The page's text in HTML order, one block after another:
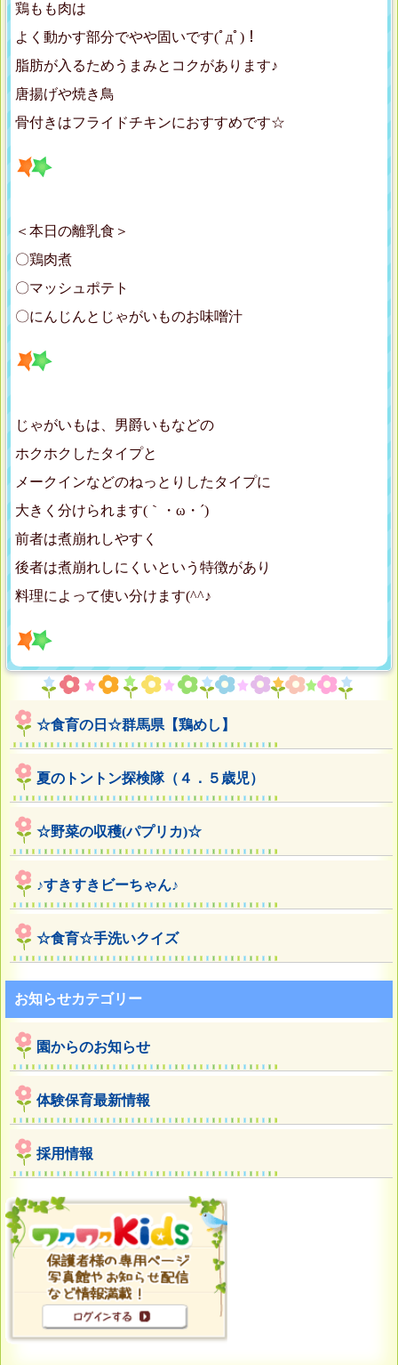
鶏もも肉は
よく動かす部分でやや固いです(ﾟдﾟ)！
脂肪が入るためうまみとコクがあります♪
唐揚げや焼き鳥
骨付きはフライドチキンにおすすめです☆
＜本日の離乳食＞
〇鶏肉煮
〇マッシュポテト
〇にんじんとじゃがいものお味噌汁
じゃがいもは、男爵いもなどの
ホクホクしたタイプと
メークインなどのねっとりしたタイプに
大きく分けられます(｀・ω・´)ゞ
前者は煮崩れしやすく
後者は煮崩れしにくいという特徴があり
料理によって使い分けます(^^♪
☆食育の日☆群馬県【鶏めし】
夏のトントン探検隊（４．５歳児）
☆野菜の収穫(パプリカ)☆
♪すきすきビーちゃん♪
☆食育☆手洗いクイズ
お知らせカテゴリー
園からのお知らせ
体験保育最新情報
採用情報